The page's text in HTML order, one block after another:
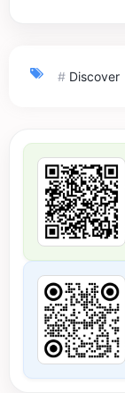
# Discover